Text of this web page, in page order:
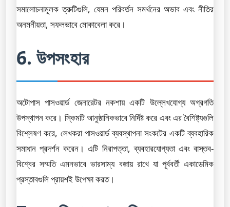
সমালোচনামূলক ত্রুটিগুলি, যেমন পরিবর্তন সমর্থনের অভাব এবং নীতির
অনমনীয়তা, সফলভাবে মোকাবেলা করে।
6. উপসংহার
অটোপাস পাসওয়ার্ড জেনারেটর নকশায় একটি উল্লেখযোগ্য অগ্রগতি
উপস্থাপন করে। স্কিমটি আনুষ্ঠানিকভাবে নির্দিষ্ট করে এবং এর বৈশিষ্ট্যগুলি
বিশ্লেষণ করে, লেখকরা পাসওয়ার্ড ব্যবস্থাপনা সংকটের একটি ব্যবহারিক
সমাধান প্রদর্শন করেন। এটি নিরাপত্তা, ব্যবহারযোগ্যতা এবং বাস্তব-
বিশ্বের সম্মতি এমনভাবে ভারসাম্য বজায় রাখে যা পূর্ববর্তী একাডেমিক
প্রস্তাবগুলি প্রায়শই উপেক্ষা করত।